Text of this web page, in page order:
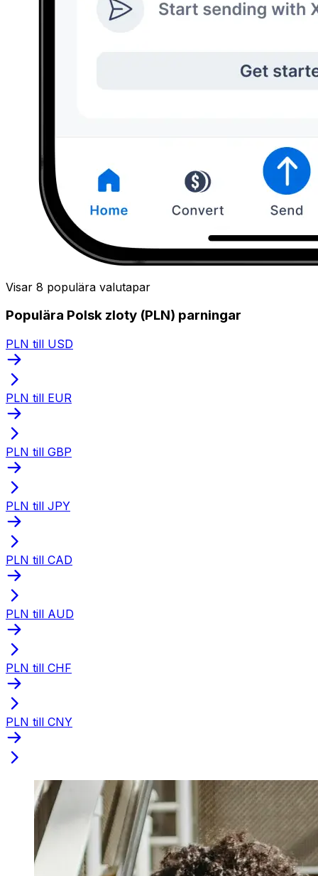
Visar 8 populära valutapar
Populära Polsk zloty (PLN) parningar
PLN till USD
PLN till EUR
PLN till GBP
PLN till JPY
PLN till CAD
PLN till AUD
PLN till CHF
PLN till CNY